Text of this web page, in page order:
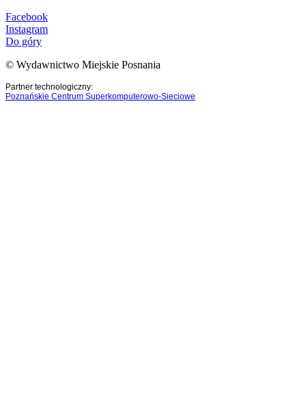
Facebook
Instagram
Do góry
© Wydawnictwo Miejskie Posnania
Partner technologiczny:
Poznańskie Centrum Superkomputerowo-Sieciowe